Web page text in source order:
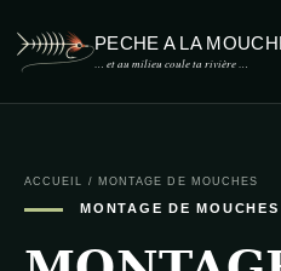
PECHE A LA
… et au milieu coule ta rivière …
ACCUEIL / MONTAGE DE MOUCHES
MONTAGE DE MOUCHES